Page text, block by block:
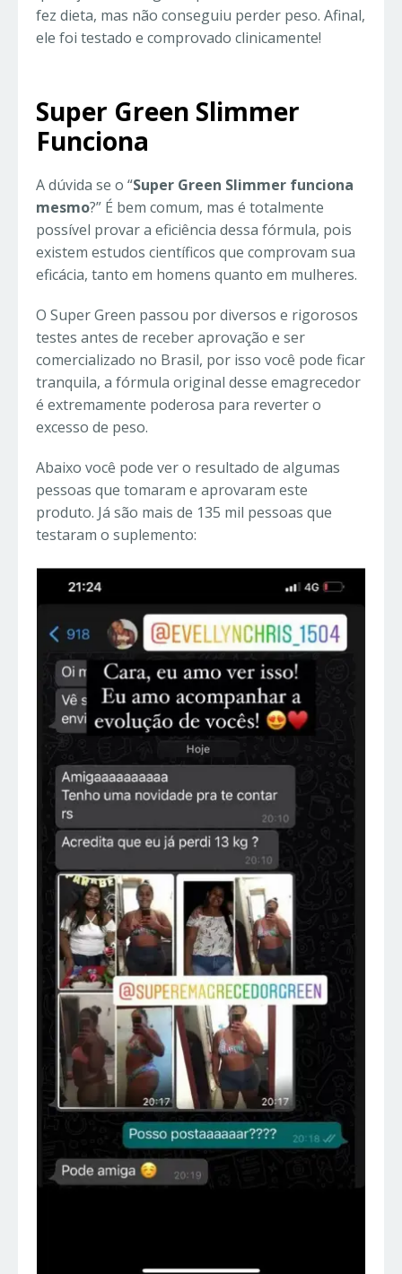
fez dieta, mas não conseguiu perder peso. Afinal,
ele foi testado e comprovado clinicamente!
Super Green Slimmer
Funciona
A dúvida se o “Super Green Slimmer funciona
mesmo?” É bem comum, mas é totalmente
possível provar a eficiência dessa fórmula, pois
existem estudos científicos que comprovam sua
eficácia, tanto em homens quanto em mulheres.
O Super Green passou por diversos e rigorosos
testes antes de receber aprovação e ser
comercializado no Brasil, por isso você pode ficar
tranquila, a fórmula original desse emagrecedor
é extremamente poderosa para reverter o
excesso de peso.
Abaixo você pode ver o resultado de algumas
pessoas que tomaram e aprovaram este
produto. Já são mais de 135 mil pessoas que
testaram o suplemento: